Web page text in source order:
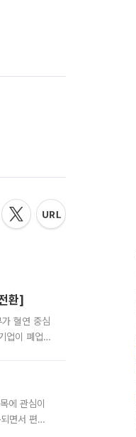
환]
혈연 중심
업이 폐업
에 관심이
면서 편입